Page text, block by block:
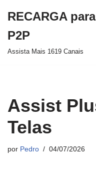
para
o
RECARGA
P2P
Assista Mais 1619 Canais
Assist
Telas
por Pedro 04/07/2026